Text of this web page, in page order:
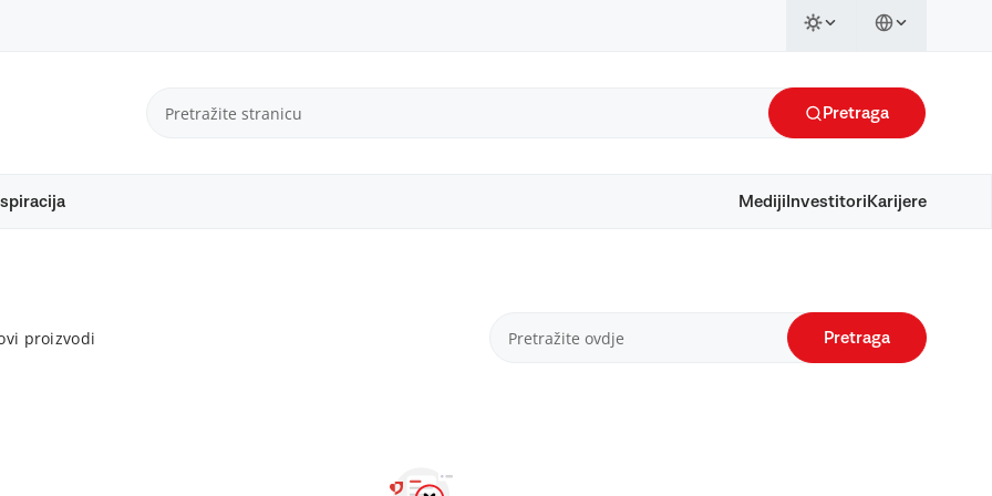
Pretraga
Mediji Investitori Karijere
proizvodi Pretraga